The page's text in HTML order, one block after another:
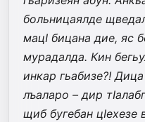
больницаялде
мацI бицана дие, яс
мурадалда. Кин
инкар гьабизе?!
лъаларо – дир
щиб бугебан цIехезе